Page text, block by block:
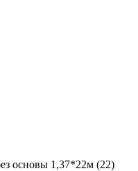
основы 1,37*22м (22)